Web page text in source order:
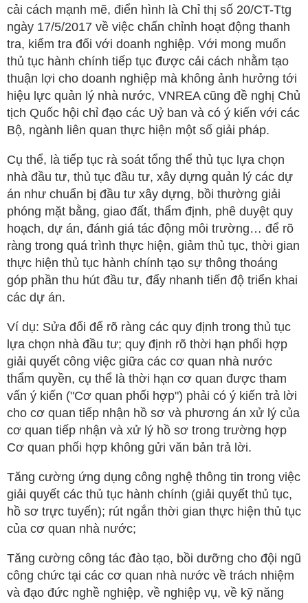
cải cách mạnh mẽ, điển hình là Chỉ thị số 20/CT-Ttg
ngày 17/5/2017 về việc chấn chỉnh hoạt động thanh
tra, kiểm tra đối với doanh nghiệp. Với mong muốn
thủ tục hành chính tiếp tục được cải cách nhằm tạo
thuận lợi cho doanh nghiệp mà không ảnh hưởng tới
hiệu lực quản lý nhà nước, VNREA cũng đề nghị Chủ
tịch Quốc hội chỉ đạo các Uỷ ban và có ý kiến với các
Bộ, ngành liên quan thực hiện một số giải pháp.
Cụ thể, là tiếp tục rà soát tổng thể thủ tục lựa chọn
nhà đầu tư, thủ tục đầu tư, xây dựng quản lý các dự
án như chuẩn bị đầu tư xây dựng, bồi thường giải
phóng mặt bằng, giao đất, thẩm định, phê duyệt quy
hoạch, dự án, đánh giá tác động môi trường… để rõ
ràng trong quá trình thực hiện, giảm thủ tục, thời gian
thực hiện thủ tục hành chính tạo sự thông thoáng
góp phần thu hút đầu tư, đẩy nhanh tiến độ triển khai
các dự án.
Ví dụ: Sửa đổi để rõ ràng các quy định trong thủ tục
lựa chọn nhà đầu tư; quy định rõ thời hạn phối hợp
giải quyết công việc giữa các cơ quan nhà nước
thẩm quyền, cụ thể là thời hạn cơ quan được tham
vấn ý kiến ("Cơ quan phối hợp") phải có ý kiến trả lời
cho cơ quan tiếp nhận hồ sơ và phương án xử lý của
cơ quan tiếp nhận và xử lý hồ sơ trong trường hợp
Cơ quan phối hợp không gửi văn bản trả lời.
Tăng cường ứng dụng công nghệ thông tin trong việc
giải quyết các thủ tục hành chính (giải quyết thủ tục,
hồ sơ trực tuyến); rút ngắn thời gian thực hiện thủ tục
của cơ quan nhà nước;
Tăng cường công tác đào tạo, bồi dưỡng cho đội ngũ
công chức tại các cơ quan nhà nước về trách nhiệm
và đạo đức nghề nghiệp, về nghiệp vụ, về kỹ năng